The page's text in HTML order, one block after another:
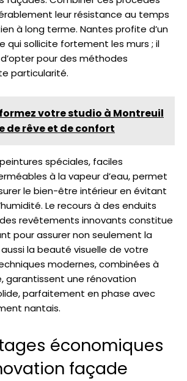
leur résistance au temps
à long terme. Nantes profite d’un
qui sollicite fortement les murs ; il
pour des méthodes
particularité.
votre studio à Montreuil
de rêve et de confort
spéciales, faciles
à la vapeur d’eau, permet
le bien-être intérieur en évitant
Le recours à des enduits
revêtements innovants constitue
pour assurer non seulement la
la beauté visuelle de votre
modernes, combinées à
garantissent une rénovation
parfaitement en phase avec
nantais.
économiques
façade